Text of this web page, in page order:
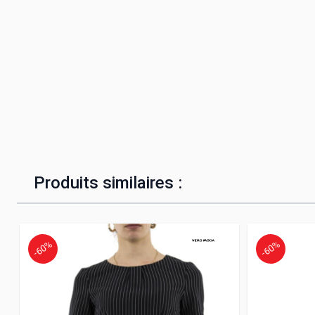
Produits similaires :
-60% -60%